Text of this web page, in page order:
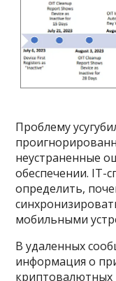
Проблему
неустраненные
обеспечении. IT-
определить,
мобильными
В удаленных
информация о
криптовалютных